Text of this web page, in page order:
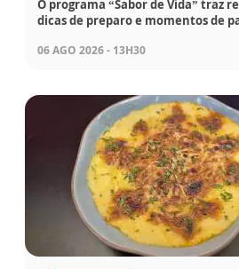
O programa “Sabor de Vida” traz
dicas de preparo e momentos de
06 AGO 2026 - 13H30